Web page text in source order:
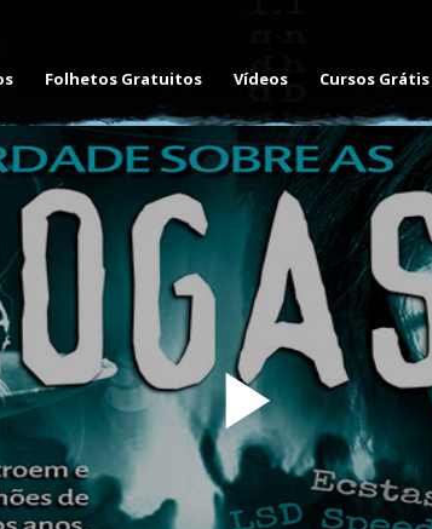
Folhetos Gratuitos Vídeos Cursos Grátis
Play